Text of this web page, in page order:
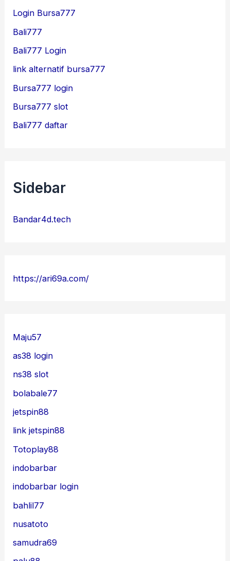
Login Bursa777
Bali777
Bali777 Login
link alternatif bursa777
Bursa777 login
Bursa777 slot
Bali777 daftar
Sidebar
Bandar4d.tech
https://ari69a.com/
Maju57
as38 login
ns38 slot
bolabale77
jetspin88
link jetspin88
Totoplay88
indobarbar
indobarbar login
bahlil77
nusatoto
samudra69